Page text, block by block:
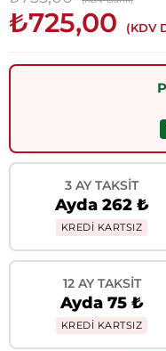
₺725,00 (KDV
3 AY TAKSIT
Ayda 262 ₺
KREDİ KARTSIZ
12 AY TAKSIT
Ayda 75 ₺
KREDİ KARTSIZ